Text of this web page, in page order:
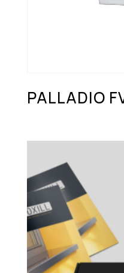
PALLADIO